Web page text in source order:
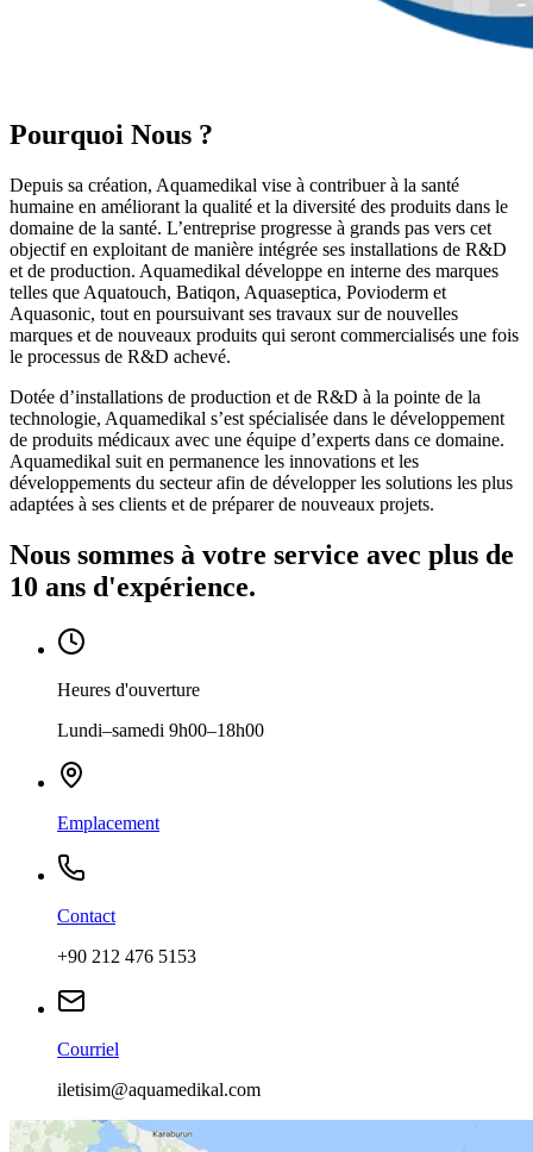
Pourquoi Nous ?
Depuis sa création, Aquamedikal vise à contribuer à la santé
humaine en améliorant la qualité et la diversité des produits dans le
domaine de la santé. L’entreprise progresse à grands pas vers cet
objectif en exploitant de manière intégrée ses installations de R&D
et de production. Aquamedikal développe en interne des marques
telles que Aquatouch, Batiqon, Aquaseptica, Povioderm et
Aquasonic, tout en poursuivant ses travaux sur de nouvelles
marques et de nouveaux produits qui seront commercialisés une fois
le processus de R&D achevé.
Dotée d’installations de production et de R&D à la pointe de la
technologie, Aquamedikal s’est spécialisée dans le développement
de produits médicaux avec une équipe d’experts dans ce domaine.
Aquamedikal suit en permanence les innovations et les
développements du secteur afin de développer les solutions les plus
adaptées à ses clients et de préparer de nouveaux projets.
Nous sommes à votre service avec plus de
10 ans d'expérience.
Heures d'ouverture
Lundi–samedi 9h00–18h00
Emplacement
Contact
+90 212 476 5153
Courriel
iletisim@aquamedikal.com